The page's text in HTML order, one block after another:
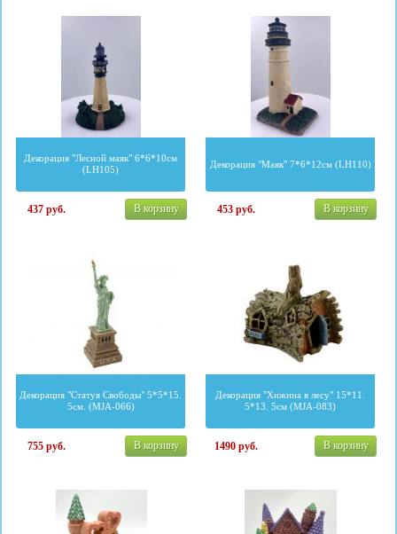
Декорация "Лесной маяк" 6*6*10см
(LH105)
437руб. В корзину
Декорация "Маяк" 7*6*12см (LH110)
453руб. В корзину
Декорация "Статуя Свободы" 5*5*15.
5см. (MJA-066)
755руб. В корзину
Декорация "Хижина в лесу" 15*11.
5*13. 5см (MJA-083)
1490руб. В корзину